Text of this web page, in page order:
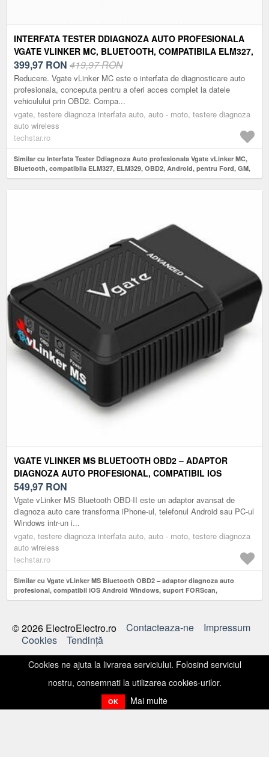
INTERFATA TESTER DDIAGNOZA AUTO PROFESIONALA
VGATE VLINKER MC, BLUETOOTH, COMPATIBILA ELM327,
ELM329, OBD2, ANDROID, PENTRU FORD, GM, BMW
399,97 RON 419,97 RON
Reducere. Vgate vLinker MC este o interfata de diagnosticare auto
profesionala, conceputa pentru a oferi acces complet la datele
vehiculului prin OBD2. Compa...
vgate, testere diagnoza interfata auto, auto - moto, testere diagnoza
auto wireless
techstar.ro
Similar cu Interfata Tester Ddiagnoza Auto profesionala Vgate vLinker MC,
Bluetooth, compatibila ELM327, ELM329, OBD2, Android, pentru Ford, GM,
BMW
VGATE VLINKER MS BLUETOOTH OBD2 – ADAPTOR
DIAGNOZA AUTO PROFESIONAL, COMPATIBIL IOS
ANDROID WINDOWS, SUPORT FORSCAN, BIMMERCODE,
PROGRAMARE ECU
549,97 RON
Vgate vLinker MS Bluetooth OBD-II este un adaptor avansat de
diagnoza auto care transforma iPhone-ul, telefonul Android sau PC-ul
Windows intr-un i...
vgate, testere diagnoza interfata auto, auto - moto, testere diagnoza
auto wireless
techstar.ro
Similar cu Vgate vLinker MS Bluetooth OBD2 – adaptor diagnoza auto
profesional, compatibil iOS Android Windows, suport FORScan,
BimmerCode, programare ECU
© 2026 ElectroElectro.ro Contacteaza-ne
Impressum
Cookies
Tendinţă
Cookies ne ajuta la livrarea serviciului. Folosind serviciul
nostru, consemnati la utilizarea cookies-urilor.
OK Mai multe